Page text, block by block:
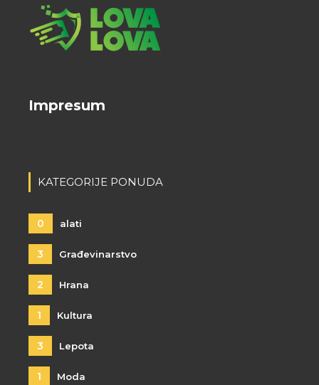
Impresum
KATEGORIJE PONUDA
0 alati
3 Građevinarstvo
2 Hrana
1 Kultura
3 Lepota
1 Moda